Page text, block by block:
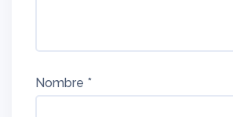
Nombre *